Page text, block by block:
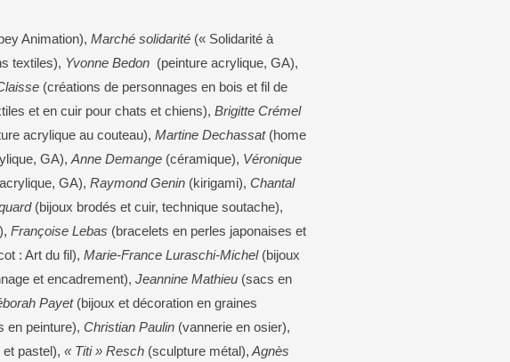
Animation), Marché solidarité (« Solidarité à
textiles), Yvonne Bedon (peinture acrylique, GA),
(créations de personnages en bois et fil de
et en cuir pour chats et chiens), Brigitte Crémel
acrylique au couteau), Martine Dechassat (home
GA), Anne Demange (céramique), Véronique
GA), Raymond Genin (kirigami), Chantal
(bijoux brodés et cuir, technique soutache),
Françoise Lebas (bracelets en perles japonaises et
: Art du fil), Marie-France Luraschi-Michel (bijoux
et encadrement), Jeannine Mathieu (sacs en
Payet(bijoux et décoration en graines
en peinture), Christian Paulin (vannerie en osier),
pastel), « Titi » Resch (sculpture métal), Agnès